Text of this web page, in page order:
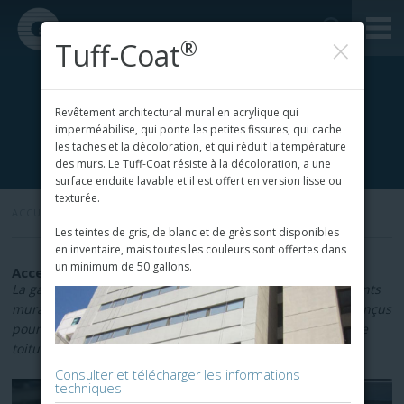
Accessoires
La gamme d'accessoires Garland comprend des revêtements
muraux, des scellants et des produits nettoyants - tous conçus
pour fonctionner avec les composants de votre système de
toiture Garland.
×
Tuff-Coat®
Revêtement architectural mural en acrylique qui
imperméabilise, qui ponte les petites fissures, qui cache
les taches et la décoloration, et qui réduit la température
des murs. Le Tuff-Coat résiste à la décoloration, a une
surface enduite lavable et il est offert en version lisse ou
texturée.
Les teintes de gris, de blanc et de grès sont disponibles
en inventaire, mais toutes les couleurs sont offertes dans
un minimum de 50 gallons.
Consulter et télécharger les informations
techniques